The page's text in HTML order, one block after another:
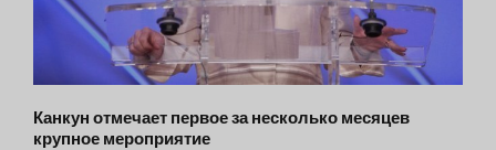
Канкун отмечает первое за несколько месяцев
крупное мероприятие